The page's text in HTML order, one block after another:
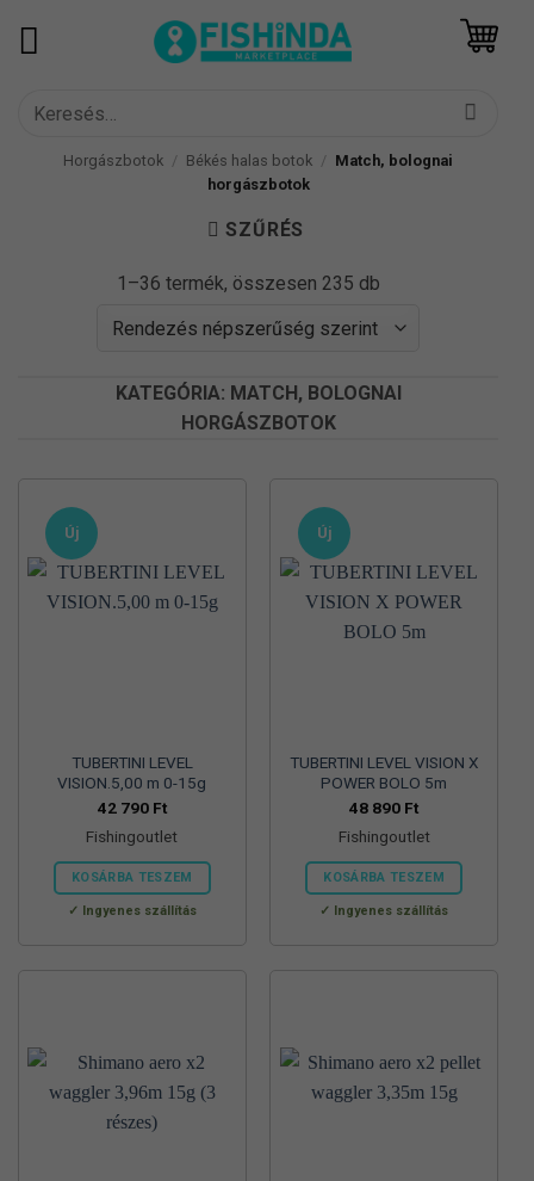
Keresés
következőre:
Horgászbotok / Békés halas botok / Match, bolognai
horgászbotok
SZŰRÉS
1–36 termék, összesen 235 db
KATEGÓRIA: MATCH, BOLOGNAI
HORGÁSZBOTOK
Új
TUBERTINI LEVEL
VISION.5,00 m 0-15g
42 790 Ft
Fishingoutlet
KOSÁRBA TESZEM
Ingyenes szállítás
Új
TUBERTINI LEVEL VISION X
POWER BOLO 5m
48 890 Ft
Fishingoutlet
KOSÁRBA TESZEM
Ingyenes szállítás